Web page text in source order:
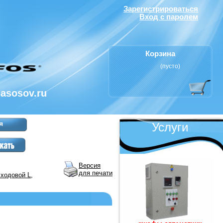
Зарегистрироваться
Вход с паролем
Корзина
(пусто)
Услуги
L,
Версия
для печати